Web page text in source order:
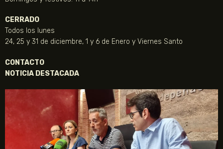
CERRADO
Todos los lunes
24, 25 y 31 de diciembre, 1 y 6 de Enero y Viernes Santo
CONTACTO
NOTICIA DESTACADA